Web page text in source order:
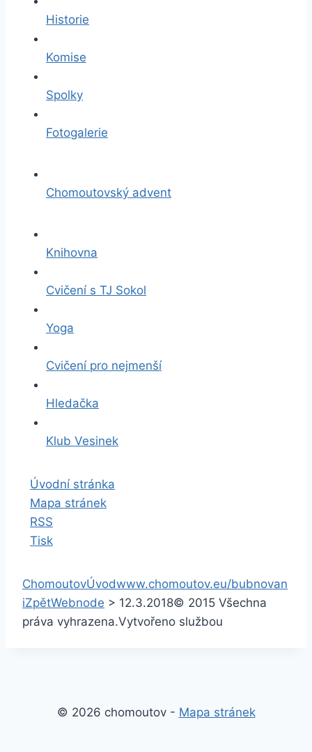
Historie
Komise
Spolky
Fotogalerie
Chomoutovský advent
Knihovna
Cvičení s TJ Sokol
Yoga
Cvičení pro nejmenší
Hledačka
Klub Vesinek
Úvodní stránka
Mapa stránek
RSS
Tisk
ChomoutovÚvodwww.chomoutov.eu/bubnovan
iZpětWebnode > 12.3.2018© 2015 Všechna
práva vyhrazena.Vytvořeno službou
© 2026 chomoutov - Mapa stránek